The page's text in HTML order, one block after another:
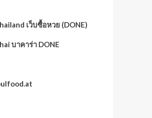
เว็บซื้อหวย (DONE)
บาคาร่า DONE